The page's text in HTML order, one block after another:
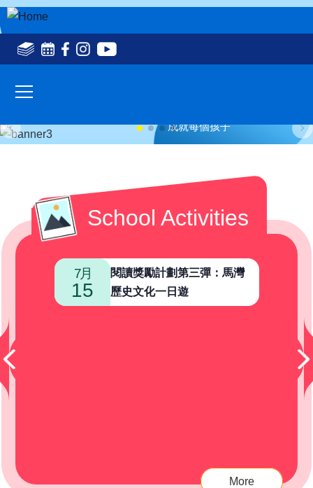
Skip to main content
Social
Media
navigation
成就每個孩子
School Activities
More
7月
15
閱讀獎勵計劃第三彈：馬灣
歷史文化一日遊